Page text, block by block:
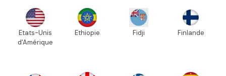
Etats-Unis
d'Amérique
Ethiopie Fidji Finlande